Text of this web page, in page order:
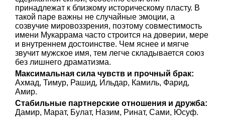
принадлежат к близкому историческому пласту. В
такой паре важны не случайные эмоции, а
созвучие мировоззрения, поэтому совместимость
имени Мукаррама часто строится на доверии, мере
и внутреннем достоинстве. Чем яснее и мягче
звучит мужское имя, тем легче складывается союз
без лишнего драматизма.
Максимальная сила чувств и прочный брак:
Ахмад, Тимур, Рашид, Ильдар, Камиль, Фарид,
Амир.
Стабильные партнерские отношения и дружба:
Дамир, Марат, Булат, Назим, Ринат, Сами, Юсуф.